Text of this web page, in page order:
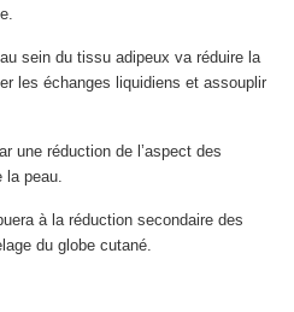
sein du tissu adipeux va réduire la
les échanges liquidiens et assouplir
une réduction de l’aspect des
la peau.
à la réduction secondaire des
du globe cutané.